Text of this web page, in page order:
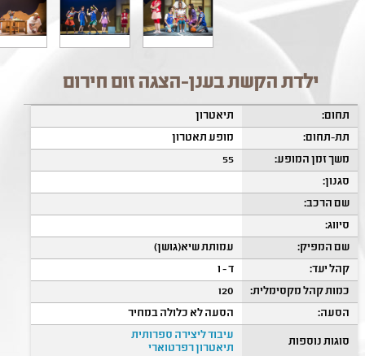
ילדת הקשת בענן-הצגה זום חירום
תחום:
תיאטרון
תת-תחום:
מופע תאטרון
משך זמן המופע:
55
סגנון:
שם הרכב:
סיווג:
שם המפיק:
עמותת שיא(גושן)
קהל יעד:
ד - ו
כמות קהל מקסימלית:
120
הסעה:
הסעה לא כלולה במחיר
סוגות נוספות
עיבוד ליצירה ספרותית
תיאטרון רפרטוארי